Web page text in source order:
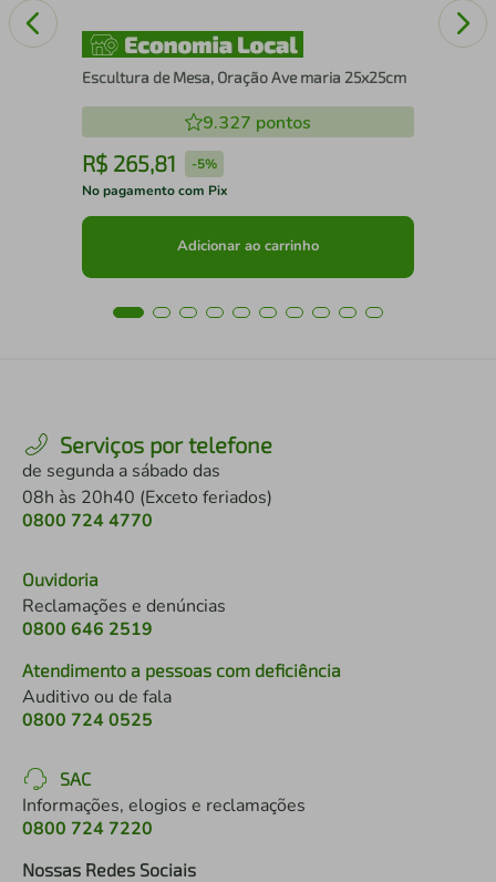
Escultura de Mesa, Oração Ave maria 25x25cm
9.327 pontos
R$ 265,81 -5%
No pagamento com Pix
Adicionar ao carrinho
Serviços por telefone
de segunda a sábado das
08h às 20h40 (Exceto feriados)
0800 724 4770
Ouvidoria
Reclamações e denúncias
0800 646 2519
Atendimento a pessoas com deficiência
Auditivo ou de fala
0800 724 0525
SAC
Informações, elogios e reclamações
0800 724 7220
Nossas Redes Sociais